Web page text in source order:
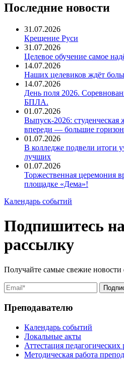
Последние новости
31.07.2026
Крещение Руси
31.07.2026
Целевое обучение самое
14.07.2026
Наших целевиков ждёт
14.07.2026
День поля 2026.
БПЛА.
01.07.2026
Выпуск-2026: студенческая
впереди — большие
01.07.2026
В колледже подвели итоги
лучших
01.07.2026
Торжественная церемония
площадке «Дема»!
Календарь событий
Подпишитесь
рассылку
Получайте самые свежие
Преподавателю
Календарь событий
Локальные акты
Аттестация педагогических
Методическая работа